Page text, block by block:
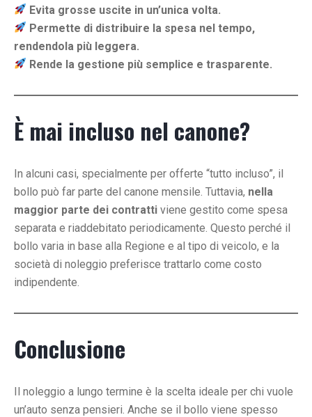
Evita grosse uscite in un’unica volta.
Permette di distribuire la spesa nel tempo,
rendendola più leggera.
Rende la gestione più semplice e trasparente.
È mai incluso nel canone?
In alcuni casi, specialmente per offerte “tutto incluso”, il
bollo può far parte del canone mensile. Tuttavia, nella
maggior parte dei contratti viene gestito come spesa
separata e riaddebitato periodicamente. Questo perché il
bollo varia in base alla Regione e al tipo di veicolo, e la
società di noleggio preferisce trattarlo come costo
indipendente.
Conclusione
Il noleggio a lungo termine è la scelta ideale per chi vuole
un’auto senza pensieri. Anche se il bollo viene spesso